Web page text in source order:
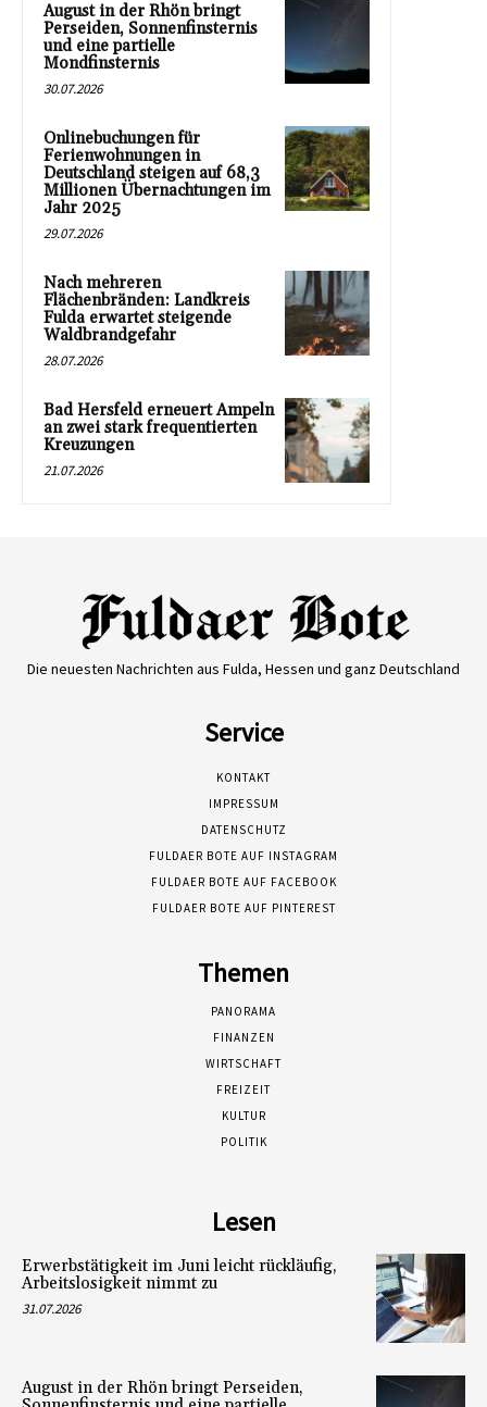
August in der Rhön bringt
Perseiden, Sonnenfinsternis
und eine partielle
Mondfinsternis
30.07.2026
Onlinebuchungen für
Ferienwohnungen in
Deutschland steigen auf 68,3
Millionen Übernachtungen im
Jahr 2025
29.07.2026
Nach mehreren
Flächenbränden: Landkreis
Fulda erwartet steigende
Waldbrandgefahr
28.07.2026
Bad Hersfeld erneuert Ampeln
an zwei stark frequentierten
Kreuzungen
21.07.2026
Die neuesten Nachrichten aus Fulda, Hessen und ganz Deutschland
Service
KONTAKT
IMPRESSUM
DATENSCHUTZ
FULDAER BOTE AUF INSTAGRAM
FULDAER BOTE AUF FACEBOOK
FULDAER BOTE AUF PINTEREST
Themen
PANORAMA
FINANZEN
WIRTSCHAFT
FREIZEIT
KULTUR
POLITIK
Lesen
Erwerbstätigkeit im Juni leicht rückläufig,
Arbeitslosigkeit nimmt zu
31.07.2026
August in der Rhön bringt Perseiden,